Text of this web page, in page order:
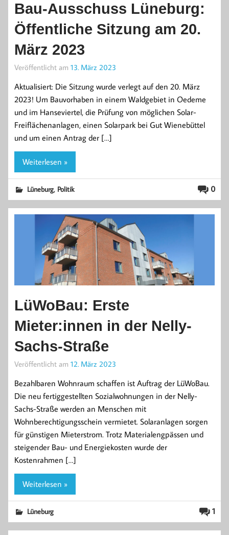
Bau-Ausschuss Lüneburg:
Öffentliche Sitzung am 20.
März 2023
Veröffentlicht am 13. März 2023
Aktualisiert: Die Sitzung wurde verlegt auf den 20. März
2023! Um Bauvorhaben in einem Waldgebiet in Oedeme
und im Hanseviertel, die Prüfung von möglichen Solar-
Freiflächenanlagen, einen Solarpark bei Gut Wienebüttel
und um einen Antrag der […]
Weiterlesen »
0
Lüneburg, Politik
LüWoBau: Erste
Mieter:innen in der Nelly-
Sachs-Straße
Veröffentlicht am 12. März 2023
Bezahlbaren Wohnraum schaffen ist Auftrag der LüWoBau.
Die neu fertiggestellten Sozialwohnungen in der Nelly-
Sachs-Straße werden an Menschen mit
Wohnberechtigungsschein vermietet. Solaranlagen sorgen
für günstigen Mieterstrom. Trotz Materialengpässen und
steigender Bau- und Energiekosten wurde der
Kostenrahmen […]
Weiterlesen »
1
Lüneburg